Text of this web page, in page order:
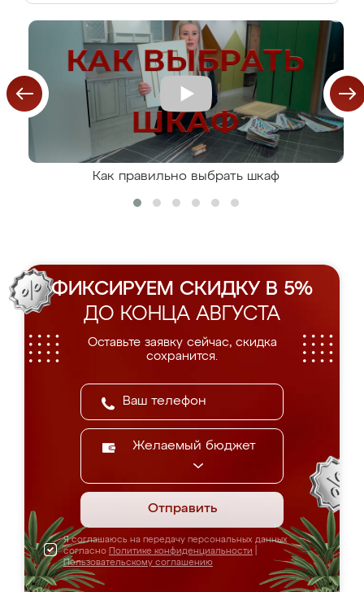
Как правильно выбрать шкаф
ФИКСИРУЕМ СКИДКУ В 5%
ДО КОНЦА АВГУСТА
Оставьте заявку сейчас, скидка
сохранится.
Желаемый бюджет
Отправить
Я соглашаюсь на передачу персональных данных
согласно Политике конфиденциальности
Пользовательскому соглашению